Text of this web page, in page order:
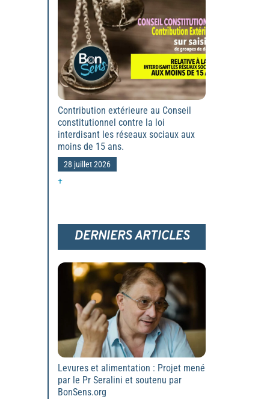
Contribution extérieure au Conseil
constitutionnel contre la loi
interdisant les réseaux sociaux aux
moins de 15 ans.
28 juillet 2026
+
DERNIERS ARTICLES
Levures et alimentation : Projet mené
par le Pr Seralini et soutenu par
BonSens.org